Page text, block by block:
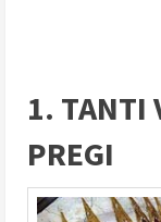
1. TANTI
PREGI